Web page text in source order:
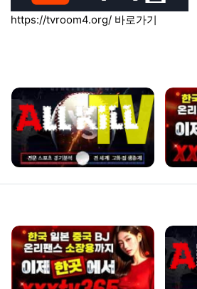
https://tvroom4.org/ 바로가기
관련자료